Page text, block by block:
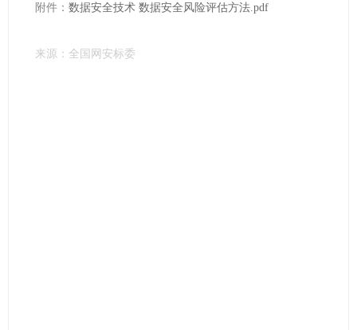
附件： 数据安全技术 数据安全风险评估方法.pdf
来源： 全国网安标委